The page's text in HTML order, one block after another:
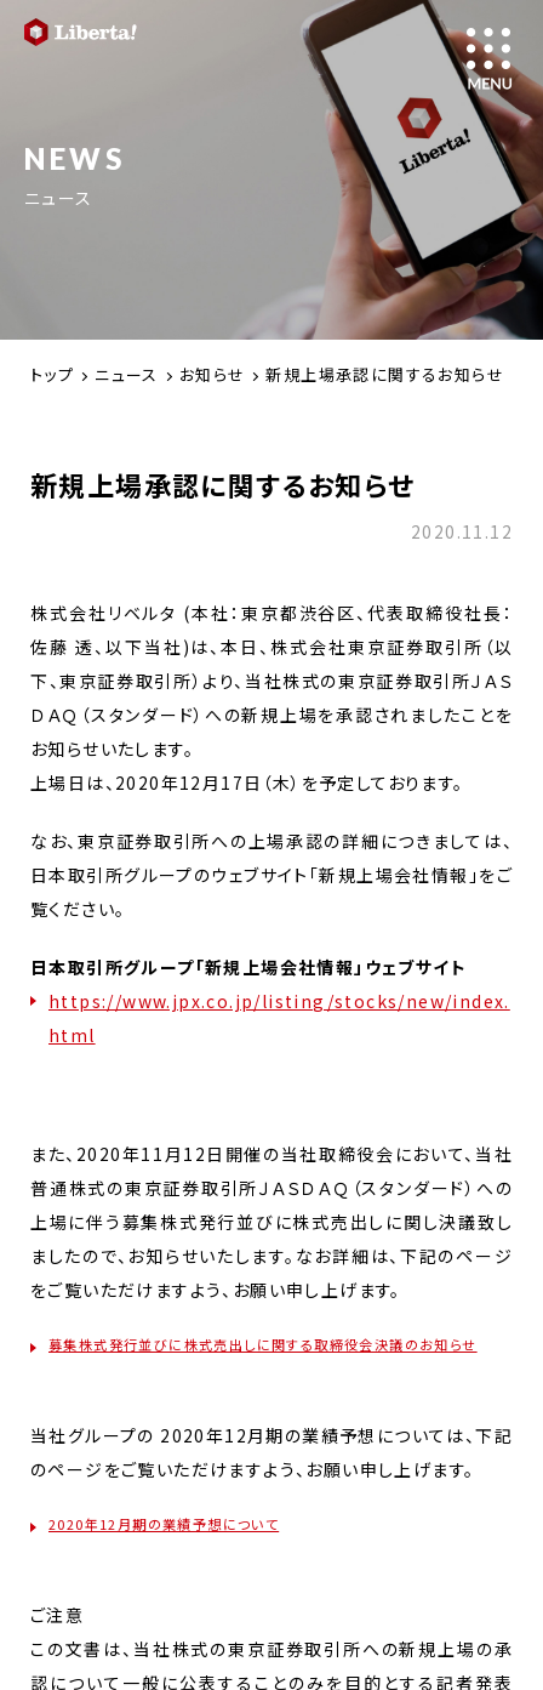
NEWS
ニュース
トップ ニュース お知らせ 新規上場承認に関するお知らせ
新規上場承認に関するお知らせ
2020.11.12
株式会社リベルタ (本社：東京都渋谷区、代表取締役社長：
佐藤 透、以下当社)は、本日、株式会社東京証券取引所（以
下、東京証券取引所）より、当社株式の東京証券取引所ＪＡＳ
ＤＡＱ（スタンダード）への新規上場を承認されましたことを
お知らせいたします。
上場日は、2020年12月17日（木）を予定しております。
なお、東京証券取引所への上場承認の詳細につきましては、
日本取引所グループのウェブサイト「新規上場会社情報」をご
覧ください。
日本取引所グループ「新規上場会社情報」ウェブサイト
https://www.jpx.co.jp/listing/stocks/new/index.
html
また、2020年11月12日開催の当社取締役会において、当社
普通株式の東京証券取引所ＪＡＳＤＡＱ（スタンダード）への
上場に伴う募集株式発行並びに株式売出しに関し決議致し
ましたので、お知らせいたします。なお詳細は、下記のページ
をご覧いただけますよう、お願い申し上げます。
募集株式発行並びに株式売出しに関する取締役会決議のお知らせ
当社グループの 2020年12月期の業績予想については、下記
のページをご覧いただけますよう、お願い申し上げます。
2020年12月期の業績予想について
ご注意
この文書は、当社株式の東京証券取引所への新規上場の承
認について一般に公表することのみを目的とする記者発表